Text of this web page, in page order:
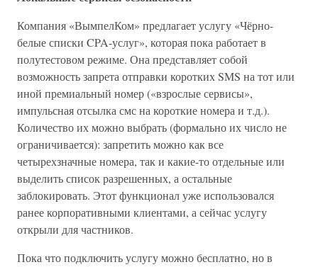
Компания «ВымпелКом» предлагает услугу «Чёрно-
белые списки CPA-услуг», которая пока работает в
полутестовом режиме. Она представляет собой
возможность запрета отправки коротких SMS на тот или
иной премиальный номер («взрослые сервисы»,
импульсная отсылка смс на короткие номера и т.д.).
Количество их можно выбрать (формально их число не
ограничивается): запретить можно как все
четырехзначные номера, так и какие-то отдельные или
выделить список разрешенных, а остальные
заблокировать. Этот функционал уже использовался
ранее корпоративными клиентами, а сейчас услугу
открыли для частников.
Пока что подключить услугу можно бесплатно, но в